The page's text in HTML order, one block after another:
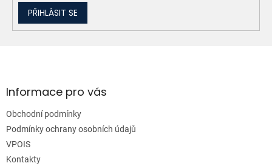
PŘIHLÁSIT SE
aInformace pro vás
Obchodní podmínky
Podmínky ochrany osobních údajů
VPOIS
Kontakty